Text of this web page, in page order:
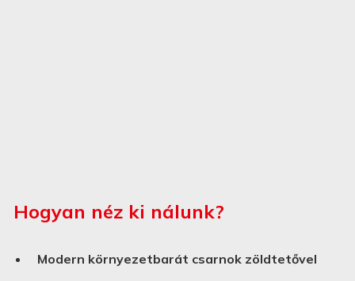
Hogyan néz ki nálunk?
Modern környezetbarát csarnok zöldtetővel